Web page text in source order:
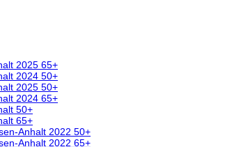
2025 65+
2024 50+
2025 50+
2024 65+
50+
65+
Anhalt 2022 50+
Anhalt 2022 65+